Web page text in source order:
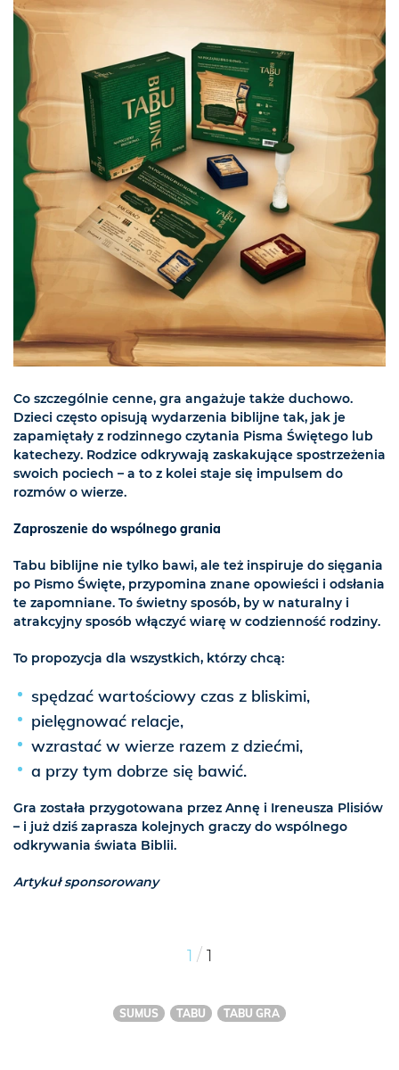
Co szczególnie cenne, gra angażuje także duchowo.
Dzieci często opisują wydarzenia biblijne tak, jak je
zapamiętały z rodzinnego czytania Pisma Świętego lub
katechezy. Rodzice odkrywają zaskakujące spostrzeżenia
swoich pociech – a to z kolei staje się impulsem do
rozmów o wierze.
Zaproszenie do wspólnego grania
Tabu biblijne nie tylko bawi, ale też inspiruje do sięgania
po Pismo Święte, przypomina znane opowieści i odsłania
te zapomniane. To świetny sposób, by w naturalny i
atrakcyjny sposób włączyć wiarę w codzienność rodziny.
To propozycja dla wszystkich, którzy chcą:
spędzać wartościowy czas z bliskimi,
pielęgnować relacje,
wzrastać w wierze razem z dziećmi,
a przy tym dobrze się bawić.
Gra została przygotowana przez Annę i Ireneusza Plisiów
– i już dziś zaprasza kolejnych graczy do wspólnego
odkrywania świata Biblii.
Artykuł sponsorowany
1 / 1
SUMUS TABU TABU GRA